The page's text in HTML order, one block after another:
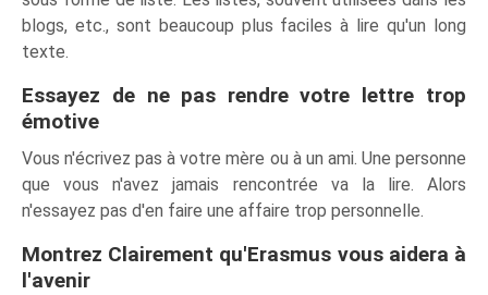
blogs, etc., sont beaucoup plus faciles à lire qu'un long
texte.
Essayez de ne pas rendre votre lettre trop
émotive
Vous n'écrivez pas à votre mère ou à un ami. Une personne
que vous n'avez jamais rencontrée va la lire. Alors
n'essayez pas d'en faire une affaire trop personnelle.
Montrez Clairement qu'Erasmus vous aidera à
l'avenir